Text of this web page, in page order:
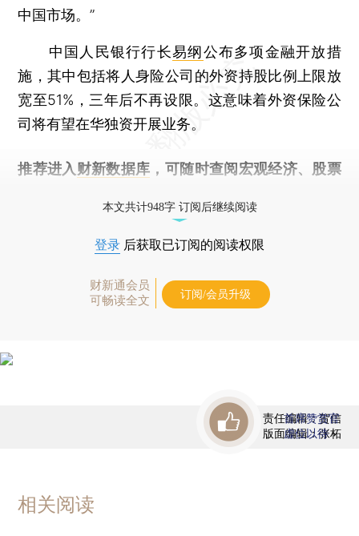
中国市场。”
中国人民银行行长易纲公布多项金融开放措
施，其中包括将人身险公司的外资持股比例上限放
宽至51%，三年后不再设限。这意味着外资保险公
司将有望在华独资开展业务。
推荐进入 财新数据库 ，可随时查阅宏观经济、股票
本文共计948字 订阅后继续阅读
登录 后获取已订阅的阅读权限
财新通会员
可畅读全文
订阅/会员升级
责任编辑：贺信
版面编辑：张柘
首席赞赏官
虚位以待
相关阅读